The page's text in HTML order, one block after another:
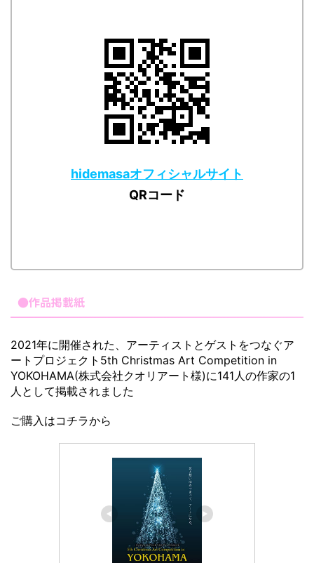
hidemasaオフィシャルサイト
QRコード
●作品掲載紙
2021年に開催された、アーティストとゲストをつなぐア
ートプロジェクト5th Christmas Art Competition in
YOKOHAMA(株式会社クオリアート様)に141人の作家の1
人として掲載されました
ご購入はコチラから